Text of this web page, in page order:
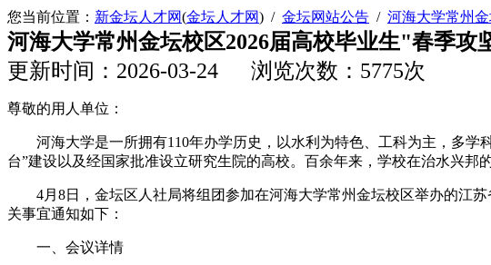
您当前位置： 新金坛人才网(金坛人才网) / 金坛网站公告 / 河海大学常州
河海大学常州金坛校区2026届高校毕业生"春季
更新时间：2026-03-24 浏览次数：5775次
尊敬的用人单位：
河海大学是一所拥有110年办学历史，以水利为特色、工科为主，多学
台”建设以及经国家批准设立研究生院的高校。百余年来，学校在治水兴邦
4月8日，金坛区人社局将组团参加在河海大学常州金坛校区举办的江
关事宜通知如下：
一、会议详情